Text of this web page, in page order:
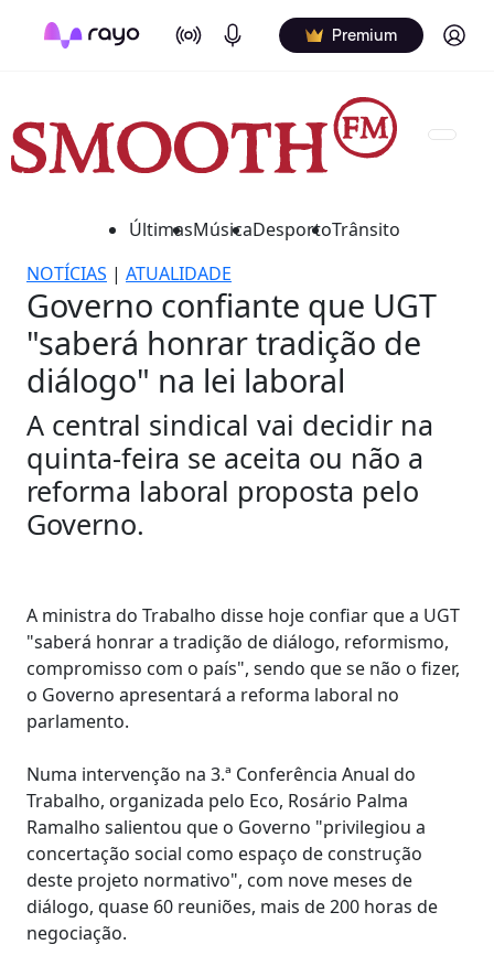
On Air Podcasts Premium Log in
ÚltimasMúsicaDesportoTrânsito
NOTÍCIAS | ATUALIDADE
Governo confiante que UGT
"saberá honrar tradição de
diálogo" na lei laboral
A central sindical vai decidir na
quinta-feira se aceita ou não a
reforma laboral proposta pelo
Governo.
A ministra do Trabalho disse hoje confiar que a UGT
"saberá honrar a tradição de diálogo, reformismo,
compromisso com o país", sendo que se não o fizer,
o Governo apresentará a reforma laboral no
parlamento.
Numa intervenção na 3.ª Conferência Anual do
Trabalho, organizada pelo Eco, Rosário Palma
Ramalho salientou que o Governo "privilegiou a
concertação social como espaço de construção
deste projeto normativo", com nove meses de
diálogo, quase 60 reuniões, mais de 200 horas de
negociação.